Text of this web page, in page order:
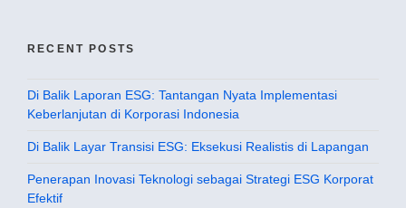
RECENT POSTS
Di Balik Laporan ESG: Tantangan Nyata Implementasi
Keberlanjutan di Korporasi Indonesia
Di Balik Layar Transisi ESG: Eksekusi Realistis di Lapangan
Penerapan Inovasi Teknologi sebagai Strategi ESG Korporat
Efektif